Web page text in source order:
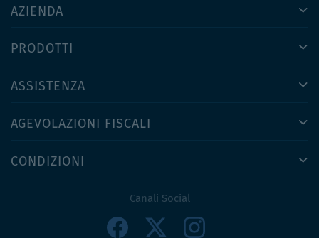
AZIENDA
PRODOTTI
ASSISTENZA
AGEVOLAZIONI FISCALI
CONDIZIONI
Canali Social